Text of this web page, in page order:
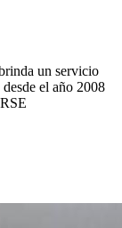
un servicio
el año 2008